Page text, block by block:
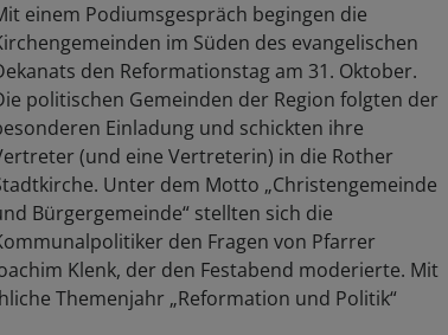
einem Podiumsgespräch begingen die
im Süden des evangelischen
den Reformationstag am 31. Oktober.
politischen Gemeinden der Region folgten der
Einladung und schickten ihre
(und eine Vertreterin) in die Rother
Unter dem Motto „Christengemeinde
Bürgergemeinde“ stellten sich die
den Fragen von Pfarrer
Klenk, der den Festabend moderierte. Mit
Themenjahr „Reformation und Politik“